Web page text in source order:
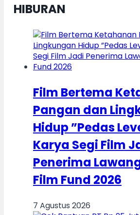
HIBURAN
Film Bertema
Pangan dan
Hidup ”Pedas
Karya Segi Film
Penerima
Film Fund 2026
7 Agustus 2026